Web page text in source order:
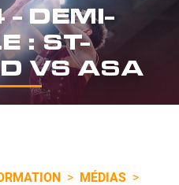
- DEMI-
: ST-
VS ASA
> MÉDIAS >